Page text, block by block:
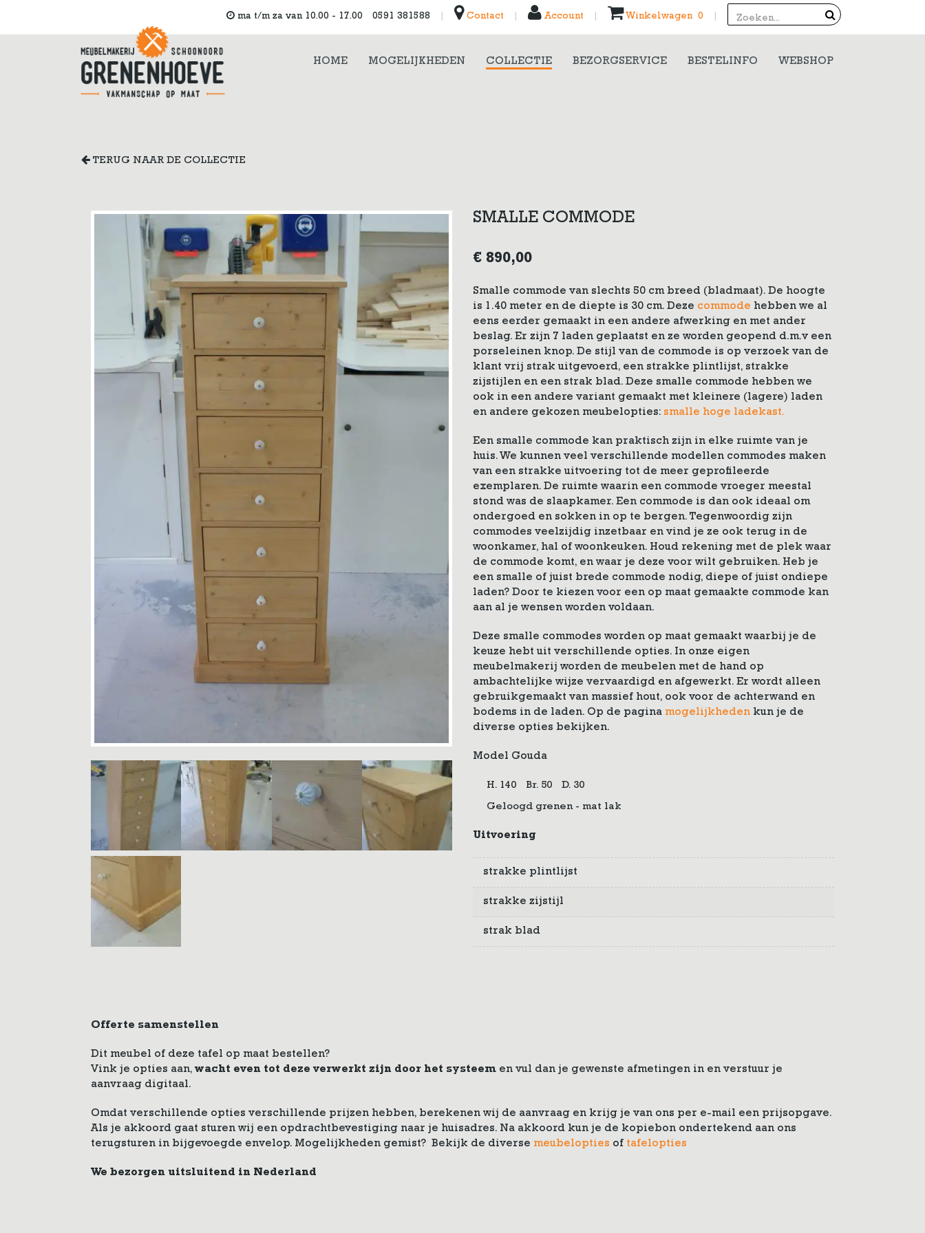
ma t/m za van 10.00 - 17.00 0591 381588 Contact Account Winkelwagen 0
HOME MOGELIJKHEDEN COLLECTIE BEZORGSERVICE BESTELINFO WEBSHOP
TERUG NAAR DE COLLECTIE
SMALLE COMMODE
€ 890,00
Smalle commode van slechts 50 cm breed (bladmaat). De hoogte
is 1.40 meter en de diepte is 30 cm. Deze commode hebben we al
eens eerder gemaakt in een andere afwerking en met ander
beslag. Er zijn 7 laden geplaatst en ze worden geopend d.m.v een
porseleinen knop. De stijl van de commode is op verzoek van de
klant vrij strak uitgevoerd, een strakke plintlijst, strakke
zijstijlen en een strak blad. Deze smalle commode hebben we
ook in een andere variant gemaakt met kleinere (lagere) laden
en andere gekozen meubelopties: smalle hoge ladekast.
Een smalle commode kan praktisch zijn in elke ruimte van je
huis. We kunnen veel verschillende modellen commodes maken
van een strakke uitvoering tot de meer geprofileerde
exemplaren. De ruimte waarin een commode vroeger meestal
stond was de slaapkamer. Een commode is dan ook ideaal om
ondergoed en sokken in op te bergen. Tegenwoordig zijn
commodes veelzijdig inzetbaar en vind je ze ook terug in de
woonkamer, hal of woonkeuken. Houd rekening met de plek waar
de commode komt, en waar je deze voor wilt gebruiken. Heb je
een smalle of juist brede commode nodig, diepe of juist ondiepe
laden? Door te kiezen voor een op maat gemaakte commode kan
aan al je wensen worden voldaan.
Deze smalle commodes worden op maat gemaakt waarbij je de
keuze hebt uit verschillende opties. In onze eigen
meubelmakerij worden de meubelen met de hand op
ambachtelijke wijze vervaardigd en afgewerkt. Er wordt alleen
gebruikgemaakt van massief hout, ook voor de achterwand en
bodems in de laden. Op de pagina mogelijkheden kun je de
diverse opties bekijken.
Model Gouda
H. 140 Br. 50 D. 30
Geloogd grenen - mat lak
Uitvoering
strakke plintlijst
strakke zijstijl
strak blad
Offerte samenstellen
Dit meubel of deze tafel op maat bestellen?
Vink je opties aan, wacht even tot deze verwerkt zijn door het systeem en vul dan je gewenste afmetingen in en verstuur je
aanvraag digitaal.
Omdat verschillende opties verschillende prijzen hebben, berekenen wij de aanvraag en krijg je van ons per e-mail een prijsopgave.
Als je akkoord gaat sturen wij een opdrachtbevestiging naar je huisadres. Na akkoord kun je de kopiebon ondertekend aan ons
terugsturen in bijgevoegde envelop. Mogelijkheden gemist? Bekijk de diverse meubelopties of tafelopties
We bezorgen uitsluitend in Nederland